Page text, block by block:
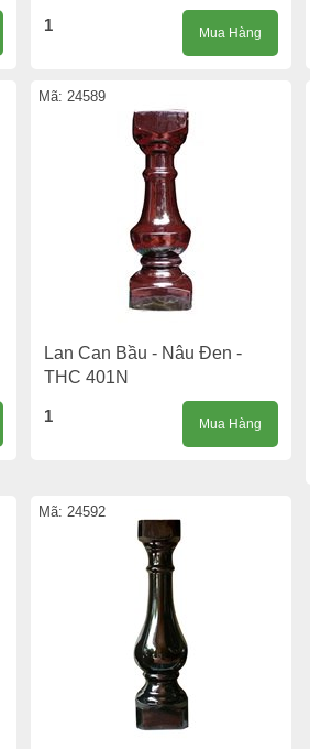
1 Mua Hàng
Mã: 24589
Lan Can Bầu - Nâu Đen -
THC 401N
1 Mua Hàng
Mã: 24592